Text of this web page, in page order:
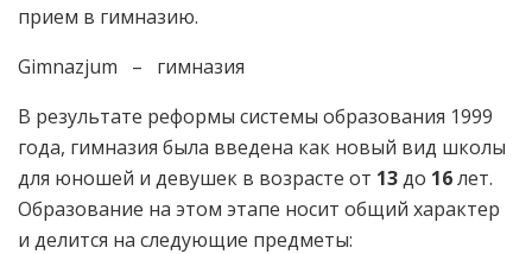
прием в гимназию.
Gimnazjum – гимназия
В результате реформы системы образования 1999
года, гимназия была введена как новый вид школы
для юношей и девушек в возрасте от 13до 16лет.
Образование на этом этапе носит общий характер
и делится на следующие предметы: